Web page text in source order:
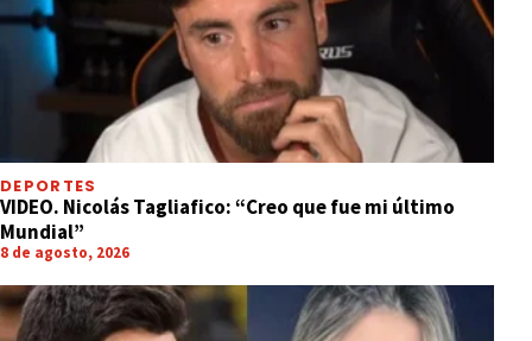
DEPORTES
VIDEO. Nicolás Tagliafico: “Creo que fue mi último
Mundial”
8 de agosto, 2026